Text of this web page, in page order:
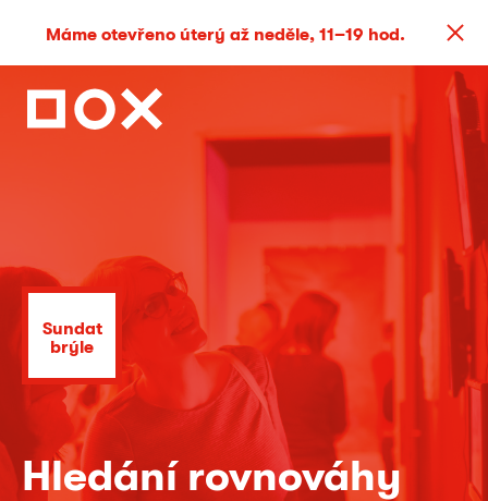
Máme otevřeno úterý až neděle, 11–19 hod.
Sundat
brýle
Hledání rovnováhy